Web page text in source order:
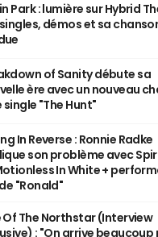
Park : lumière sur Hybrid
démos et sa
of Sanity débute sa
ère avec un nouveau
single "The Hunt"
In Reverse : Ronnie Radke
son problème avec
In White +
"Ronald"
Of The Northstar (Interview
: "On arrive beaucoup